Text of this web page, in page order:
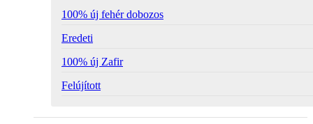
100% új fehér dobozos
Eredeti
100% új Zafir
Felújított